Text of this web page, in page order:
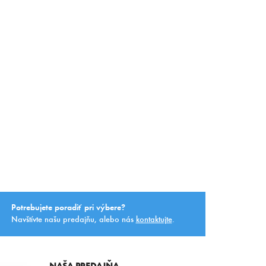
Potrebujete poradiť pri výbere?
Navštívte našu predajňu, alebo nás kontaktujte.